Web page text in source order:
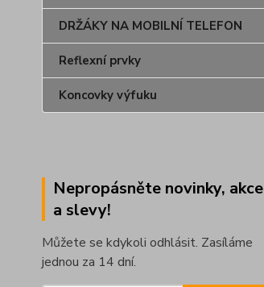
DRŽÁKY NA MOBILNÍ TELEFON
Reflexní prvky
Koncovky výfuku
Nepropásněte novinky, akce
a slevy!
Můžete se kdykoli odhlásit. Zasíláme
jednou za 14 dní.